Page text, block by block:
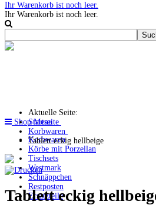
Ihr Warenkorb ist noch leer.
Ihr Warenkorb ist noch leer.
Shop Menu
Korbwaren
Körbe mit Porzellan
Tischsets
Westmark
Schnäppchen
Restposten
Ersatzteile
Aktuelle Seite:
Startseite
Korbwaren
Tablett eckig hellbeige
Tablett eckig